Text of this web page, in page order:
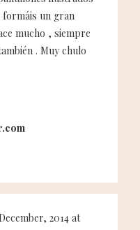
formáis un gran
mucho , siempre
. Muy chulo
2014 at